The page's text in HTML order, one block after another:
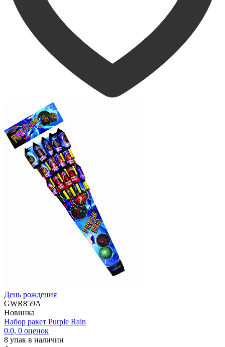
День рождения
GWR859A
Новинка
Набор ракет Purple Rain
0.0, 0 оценок
8 упак в наличии